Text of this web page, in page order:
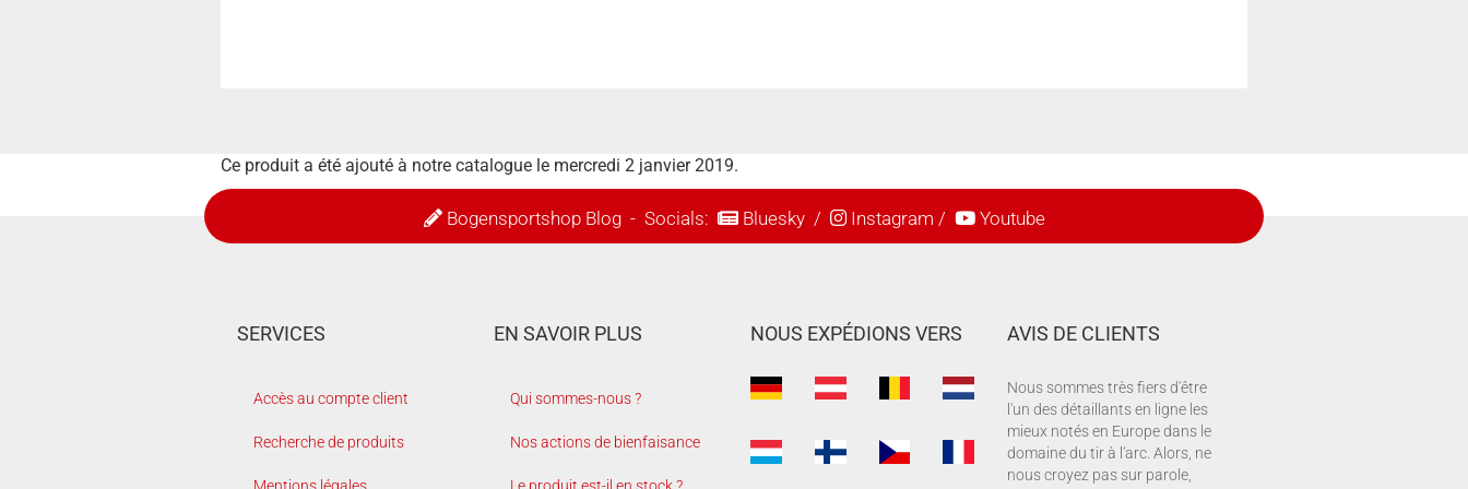
Ce produit a été ajouté à notre catalogue le mercredi 2 janvier 2019.
Bogensportshop Blog- Socials: Bluesky/ Instagram / Youtube
SERVICES
Accès au compte client
Recherche de produits
Mentions légales
EN SAVOIR PLUS
Qui sommes-nous ?
Nos actions de bienfaisance
Le produit est-il en stock ?
NOUS EXPÉDIONS VERS AVIS DE CLIENTS
Nous sommes très fiers d'être
l'un des détaillants en ligne les
mieux notés en Europe dans le
domaine du tir à l'arc. Alors, ne
nous croyez pas sur parole,